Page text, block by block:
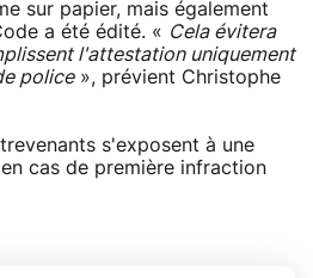
sur papier, mais également
a été édité. « Cela évitera
l'attestation uniquement
police», prévient Christophe
s'exposent à une
cas de première infraction